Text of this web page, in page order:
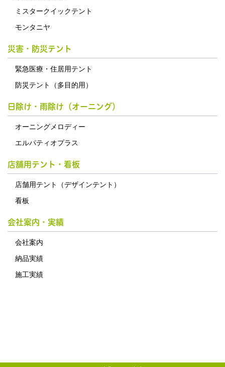
ミスタークイックテント
モンタニヤ
災害・防災テント
緊急医療・住居用テント
防災テント（多目的用）
日除け・雨除け（オーニング）
オーニングメロディー
エルパティオプラス
店舗用テント・看板
店舗用テント（デザインテント）
看板
会社案内・実績
会社案内
納品実績
施工実績